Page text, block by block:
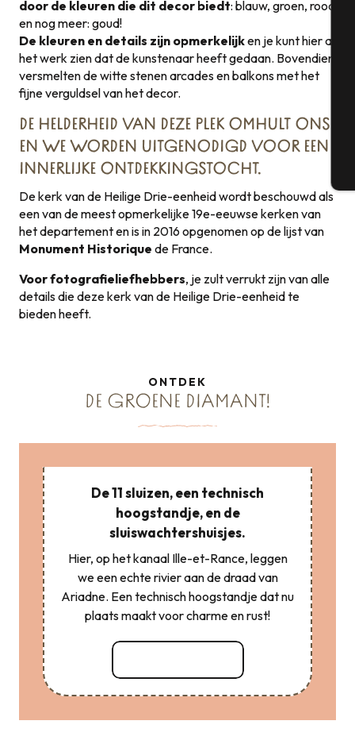
door de kleuren die dit decor biedt: blauw, groen, rood
en nog meer: goud!
De kleuren en details zijn opmerkelijken je kunt hier al
het werk zien dat de kunstenaar heeft gedaan. Bovendien
versmelten de witte stenen arcades en balkons met het
fijne verguldsel van het decor.
DE HELDERHEID VAN DEZE PLEK OMHULT ONS
EN WE WORDEN UITGENODIGD VOOR EEN
INNERLIJKE ONTDEKKINGSTOCHT.
De kerk van de Heilige Drie-eenheid wordt beschouwd als
een van de meest opmerkelijke 19e-eeuwse kerken van
het departement en is in 2016 opgenomen op de lijst van
Monument Historique de France.
Voor fotografieliefhebbers, je zult verrukt zijn van alle
details die deze kerk van de Heilige Drie-eenheid te
bieden heeft.
ONTDEK
DE GROENE DIAMANT!
De 11 sluizen, een technisch
hoogstandje, en de
sluiswachtershuisjes.
Hier, op het kanaal Ille-et-Rance, leggen
we een echte rivier aan de draad van
Ariadne. Een technisch hoogstandje dat nu
plaats maakt voor charme en rust!